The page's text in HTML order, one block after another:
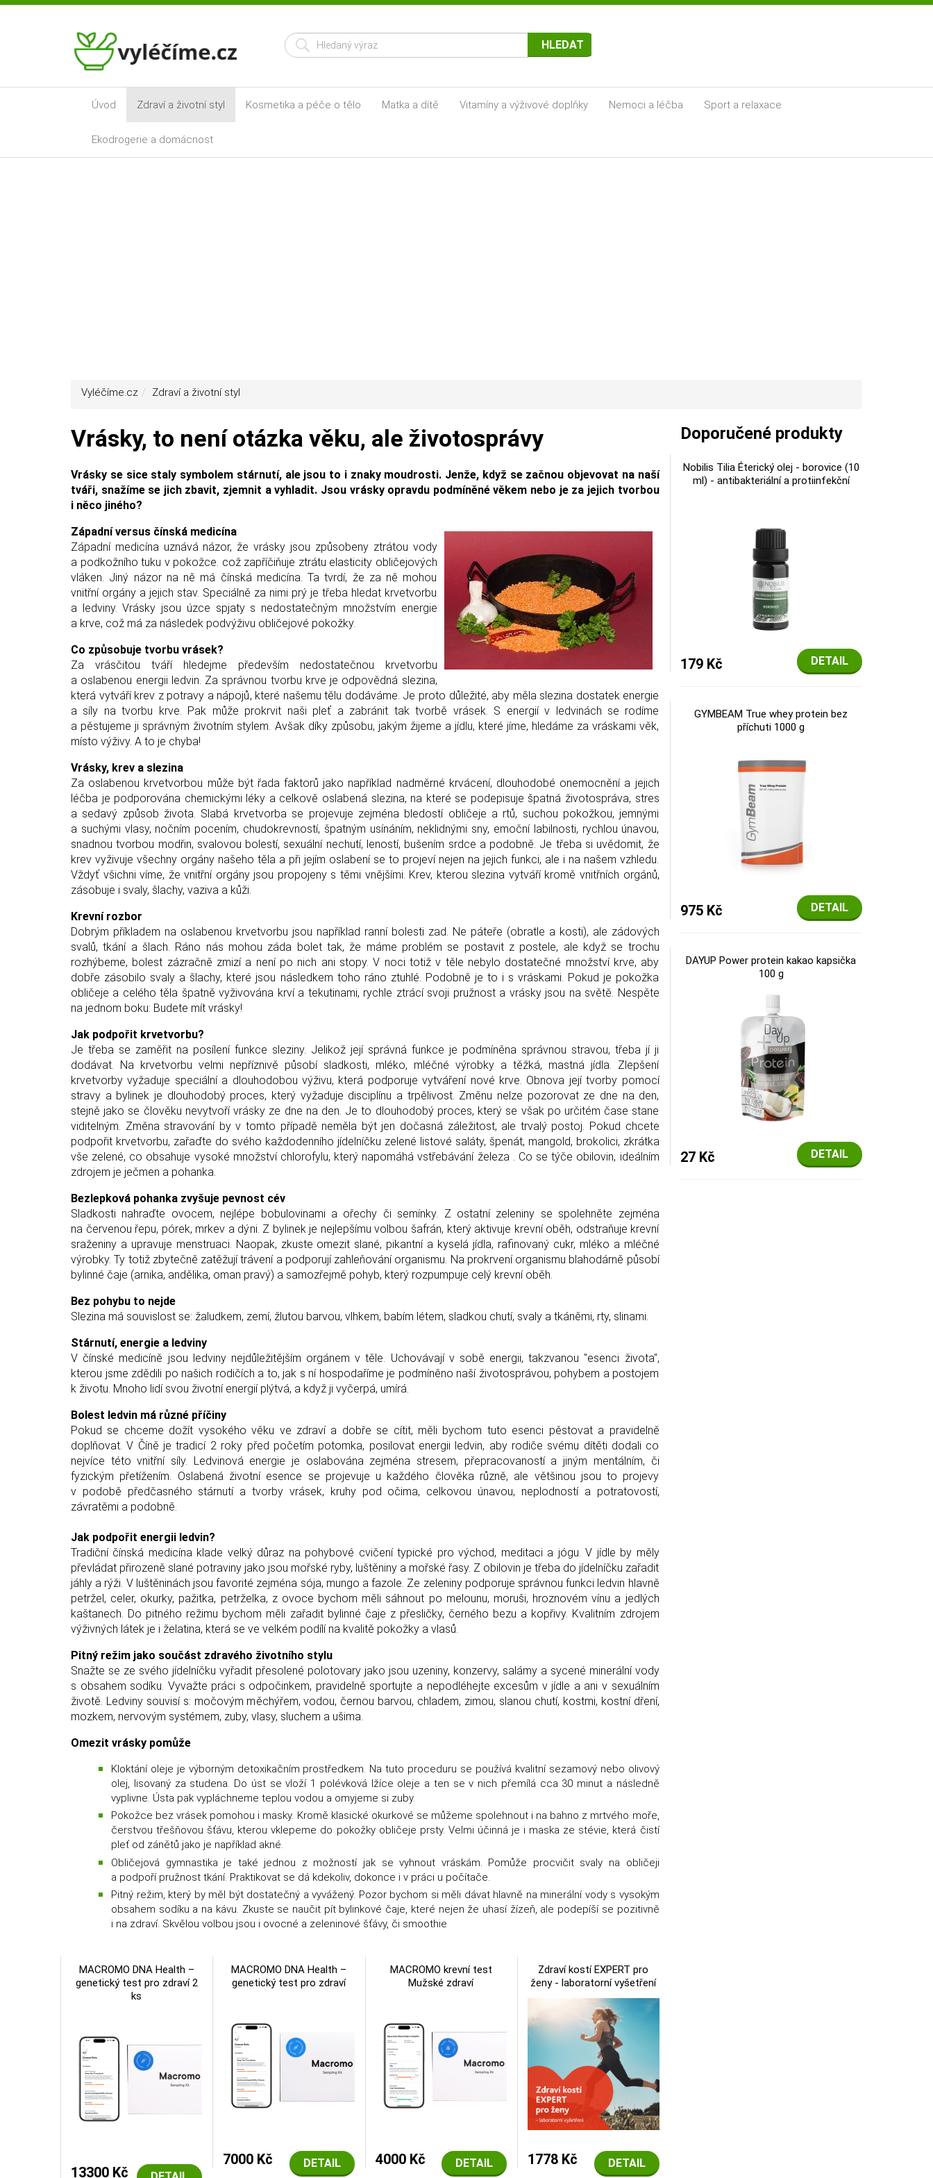
HLEDAT
Úvod Zdraví a životní styl Kosmetika a péče o tělo Matka a dítě Vitamíny a výživové doplňky Nemoci a léčba Sport a relaxace
Ekodrogerie a domácnost
Vyléčíme.cz Zdraví a životní styl
Vrásky, to není otázka věku, ale životosprávy
Vrásky se sice staly symbolem stárnutí, ale jsou to i znaky moudrosti. Jenže, když se začnou objevovat na naší
tváři, snažíme se jich zbavit, zjemnit a vyhladit. Jsou vrásky opravdu podmíněné věkem nebo je za jejich tvorbou
i něco jiného?
Západní versus čínská medicína
Západní medicína uznává názor, že vrásky jsou způsobeny ztrátou vody
a podkožního tuku v pokožce. což zapříčiňuje ztrátu elasticity obličejových
vláken. Jiný názor na ně má čínská medicína. Ta tvrdí, že za ně mohou
vnitřní orgány a jejich stav. Speciálně za nimi prý je třeba hledat krvetvorbu
a ledviny. Vrásky jsou úzce spjaty s nedostatečným množstvím energie
a krve, což má za následek podvýživu obličejové pokožky.
Co způsobuje tvorbu vrásek?
Za vrásčitou tváří hledejme především nedostatečnou krvetvorbu
a oslabenou energii ledvin. Za správnou tvorbu krve je odpovědná slezina,
která vytváří krev z potravy a nápojů, které našemu tělu dodáváme. Je proto důležité, aby měla slezina dostatek energie
a síly na tvorbu krve. Pak může prokrvit naši pleť a zabránit tak tvorbě vrásek. S energií v ledvinách se rodíme
a pěstujeme ji správným životním stylem. Avšak díky způsobu, jakým žijeme a jídlu, které jíme, hledáme za vráskami věk,
místo výživy. A to je chyba!
Vrásky, krev a slezina
Za oslabenou krvetvorbou může být řada faktorů jako například nadměrné krvácení, dlouhodobé onemocnění a jejich
léčba je podporována chemickými léky a celkově oslabená slezina, na které se podepisuje špatná životospráva, stres
a sedavý způsob života. Slabá krvetvorba se projevuje zejména bledostí obličeje a rtů, suchou pokožkou, jemnými
a suchými vlasy, nočním pocením, chudokrevností, špatným usínáním, neklidnými sny, emoční labilnosti, rychlou únavou,
snadnou tvorbou modřin, svalovou bolestí, sexuální nechutí, leností, bušením srdce a podobně. Je třeba si uvědomit, že
krev vyživuje všechny orgány našeho těla a při jejím oslabení se to projeví nejen na jejich funkci, ale i na našem vzhledu.
Vždyť všichni víme, že vnitřní orgány jsou propojeny s těmi vnějšími. Krev, kterou slezina vytváří kromě vnitřních orgánů,
zásobuje i svaly, šlachy, vaziva a kůži.
Krevní rozbor
Dobrým příkladem na oslabenou krvetvorbu jsou například ranní bolesti zad. Ne páteře (obratle a kosti), ale zádových
svalů, tkání a šlach. Ráno nás mohou záda bolet tak, že máme problém se postavit z postele, ale když se trochu
rozhýbeme, bolest zázračně zmizí a není po nich ani stopy. V noci totiž v těle nebylo dostatečné množství krve, aby
dobře zásobilo svaly a šlachy, které jsou následkem toho ráno ztuhlé. Podobně je to i s vráskami. Pokud je pokožka
obličeje a celého těla špatně vyživována krví a tekutinami, rychle ztrácí svoji pružnost a vrásky jsou na světě. Nespěte
na jednom boku: Budete mít vrásky!
Jak podpořit krvetvorbu?
Je třeba se zaměřit na posílení funkce sleziny. Jelikož její správná funkce je podmíněna správnou stravou, třeba jí ji
dodávat. Na krvetvorbu velmi nepříznivě působí sladkosti, mléko, mléčné výrobky a těžká, mastná jídla. Zlepšení
krvetvorby vyžaduje speciální a dlouhodobou výživu, která podporuje vytváření nové krve. Obnova její tvorby pomocí
stravy a bylinek je dlouhodobý proces, který vyžaduje disciplínu a trpělivost. Změnu nelze pozorovat ze dne na den,
stejně jako se člověku nevytvoří vrásky ze dne na den. Je to dlouhodobý proces, který se však po určitém čase stane
viditelným. Změna stravování by v tomto případě neměla být jen dočasná záležitost, ale trvalý postoj. Pokud chcete
podpořit krvetvorbu, zařaďte do svého každodenního jídelníčku zelené listové saláty, špenát, mangold, brokolici, zkrátka
vše zelené, co obsahuje vysoké množství chlorofylu, který napomáhá vstřebávání železa . Co se týče obilovin, ideálním
zdrojem je ječmen a pohanka.
Bezlepková pohanka zvyšuje pevnost cév
Sladkosti nahraďte ovocem, nejlépe bobulovinami a ořechy či semínky. Z ostatní zeleniny se spolehněte zejména
na červenou řepu, pórek, mrkev a dýni. Z bylinek je nejlepšímu volbou šafrán, který aktivuje krevní oběh, odstraňuje krevní
sraženiny a upravuje menstruaci. Naopak, zkuste omezit slané, pikantní a kyselá jídla, rafinovaný cukr, mléko a mléčné
výrobky. Ty totiž zbytečně zatěžují trávení a podporují zahleňování organismu. Na prokrvení organismu blahodárně působí
bylinné čaje (arnika, andělika, oman pravý) a samozřejmě pohyb, který rozpumpuje celý krevní oběh.
Bez pohybu to nejde
Slezina má souvislost se: žaludkem, zemí, žlutou barvou, vlhkem, babím létem, sladkou chutí, svaly a tkáněmi, rty, slinami.
Stárnutí, energie a ledviny
V čínské medicíně jsou ledviny nejdůležitějším orgánem v těle. Uchovávají v sobě energii, takzvanou "esenci života",
kterou jsme zdědili po našich rodičích a to, jak s ní hospodaříme je podmíněno naší životosprávou, pohybem a postojem
k životu. Mnoho lidí svou životní energií plýtvá, a když ji vyčerpá, umírá.
Bolest ledvin má různé příčiny
Pokud se chceme dožít vysokého věku ve zdraví a dobře se cítit, měli bychom tuto esenci pěstovat a pravidelně
doplňovat. V Číně je tradicí 2 roky před početím potomka, posilovat energii ledvin, aby rodiče svému dítěti dodali co
nejvíce této vnitřní síly. Ledvinová energie je oslabována zejména stresem, přepracovaností a jiným mentálním, či
fyzickým přetížením. Oslabená životní esence se projevuje u každého člověka různě, ale většinou jsou to projevy
v podobě předčasného stárnutí a tvorby vrásek, kruhy pod očima, celkovou únavou, neplodností a potratovostí,
závratěmi a podobně.
Jak podpořit energii ledvin?
Tradiční čínská medicína klade velký důraz na pohybové cvičení typické pro východ, meditaci a jógu. V jídle by měly
převládat přirozeně slané potraviny jako jsou mořské ryby, luštěniny a mořské řasy. Z obilovin je třeba do jídelníčku zařadit
jáhly a rýži. V luštěninách jsou favorité zejména sója, mungo a fazole. Ze zeleniny podporuje správnou funkci ledvin hlavně
petržel, celer, okurky, pažitka, petrželka, z ovoce bychom měli sáhnout po melounu, moruši, hroznovém vínu a jedlých
kaštanech. Do pitného režimu bychom měli zařadit bylinné čaje z přesličky, černého bezu a kopřivy. Kvalitním zdrojem
výživných látek je i želatina, která se ve velkém podílí na kvalitě pokožky a vlasů.
Pitný režim jako součást zdravého životního stylu
Snažte se ze svého jídelníčku vyřadit přesolené polotovary jako jsou uzeniny, konzervy, salámy a sycené minerální vody
s obsahem sodíku. Vyvažte práci s odpočinkem, pravidelně sportujte a nepodléhejte excesům v jídle a ani v sexuálním
životě. Ledviny souvisí s: močovým měchýřem, vodou, černou barvou, chladem, zimou, slanou chutí, kostmi, kostní dření,
mozkem, nervovým systémem, zuby, vlasy, sluchem a ušima.
Omezit vrásky pomůže
Kloktání oleje je výborným detoxikačním prostředkem. Na tuto proceduru se používá kvalitní sezamový nebo olivový
olej, lisovaný za studena. Do úst se vloží 1 polévková lžíce oleje a ten se v nich přemílá cca 30 minut a následně
vyplivne. Ústa pak vypláchneme teplou vodou a omyjeme si zuby.
Pokožce bez vrásek pomohou i masky. Kromě klasické okurkové se můžeme spolehnout i na bahno z mrtvého moře,
čerstvou třešňovou šťávu, kterou vklepeme do pokožky obličeje prsty. Velmi účinná je i maska ​​ze stévie, která čistí
pleť od zánětů jako je například akné.
Obličejová gymnastika je také jednou z možností jak se vyhnout vráskám. Pomůže procvičit svaly na obličeji
a podpoří pružnost tkání. Praktikovat se dá kdekoliv, dokonce i v práci u počítače.
Pitný režim, který by měl být dostatečný a vyvážený. Pozor bychom si měli dávat hlavně na minerální vody s vysokým
obsahem sodíku a na kávu. Zkuste se naučit pít bylinkové čaje, které nejen že uhasí žízeň, ale podepíší se pozitivně
i na zdraví. Skvělou volbou jsou i ovocné a zeleninové šťávy, či smoothie
MACROMO DNA Health –
genetický test pro zdraví 2
ks
13300 Kč
MACROMO DNA Health –
genetický test pro zdraví
DETAIL
7000 Kč
MACROMO krevní test
Mužské zdraví
DETAIL
4000 Kč
Zdraví kostí EXPERT pro
ženy - laboratorní vyšetření
DETAIL
1778 Kč
Doporučené produkty
Nobilis Tilia Éterický olej - borovice (10
ml) - antibakteriální a protiinfekční
DETAIL
179 Kč
GYMBEAM True whey protein bez
příchuti 1000 g
DETAIL
975 Kč
DAYUP Power protein kakao kapsička
100 g
DETAIL
27 Kč